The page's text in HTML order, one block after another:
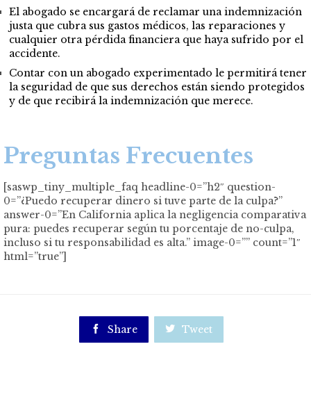
El abogado se encargará de reclamar una indemnización
justa que cubra sus gastos médicos, las reparaciones y
cualquier otra pérdida financiera que haya sufrido por el
accidente.
Contar con un abogado experimentado le permitirá tener
la seguridad de que sus derechos están siendo protegidos
y de que recibirá la indemnización que merece.
Preguntas Frecuentes
[saswp_tiny_multiple_faq headline-0=”h2″ question-
0=”¿Puedo recuperar dinero si tuve parte de la culpa?”
answer-0=”En California aplica la negligencia comparativa
pura: puedes recuperar según tu porcentaje de no-culpa,
incluso si tu responsabilidad es alta.” image-0=”” count=”1″
html=”true”]
 Share  Tweet